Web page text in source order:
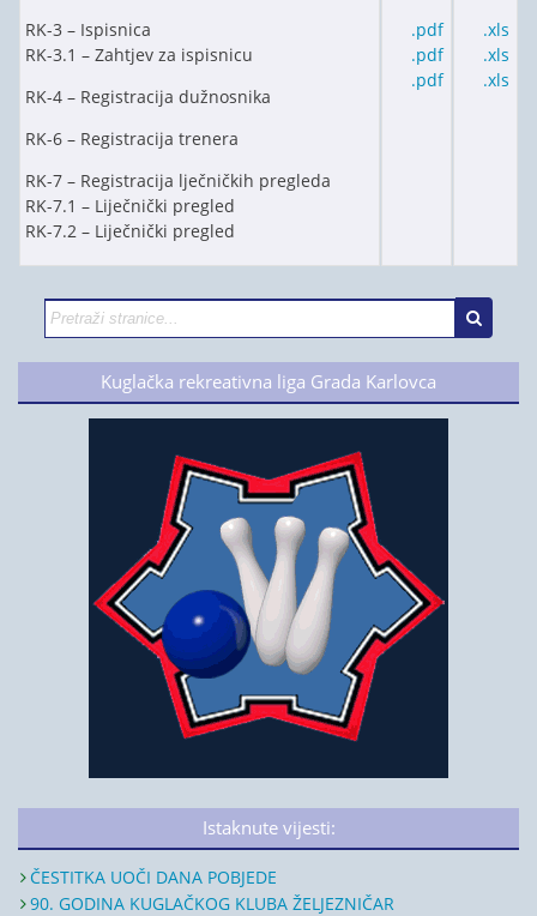
RK-3 – Ispisnica
RK-3.1 – Zahtjev za ispisnicu
RK-4 – Registracija dužnosnika
RK-6 – Registracija trenera
RK-7 – Registracija lječničkih pregleda
RK-7.1 – Liječnički pregled
RK-7.2 – Liječnički pregled
.pdf
.pdf
.pdf
.xls
.xls
.xls
Kuglačka rekreativna liga Grada Karlovca
Istaknute vijesti:
ČESTITKA UOČI DANA POBJEDE
90. GODINA KUGLAČKOG KLUBA ŽELJEZNIČAR